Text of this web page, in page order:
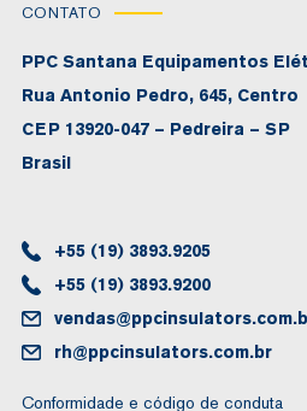
CONTATO
PPC Santana Equipamentos
Rua Antonio Pedro, 645, Centro
CEP 13920-047 – Pedreira – SP
Brasil
+55 (19) 3893.9205
+55 (19) 3893.9200
rh@ppcinsulators.com.br
Conformidade e código de conduta